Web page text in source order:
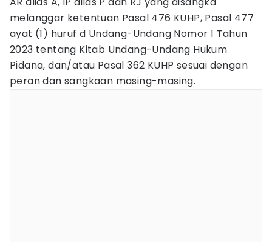
melanggar ketentuan Pasal 476 KUHP, Pasal 477
ayat (1) huruf d Undang-Undang Nomor 1 Tahun
2023 tentang Kitab Undang-Undang Hukum
Pidana, dan/atau Pasal 362 KUHP sesuai dengan
peran dan sangkaan masing-masing.